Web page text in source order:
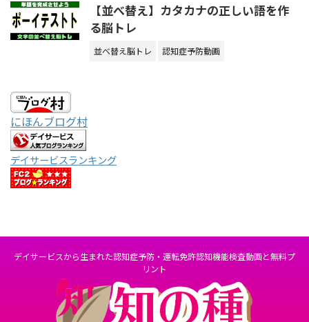
【並べ替え】カタカナの正しい語を作
る脳トレ
並べ替え脳トレ 認知症予防動画
にほんブログ村
デイサービスランキング
デイサービスから生まれた認知症予防・運転免許認知機能検査動画と無料プ
リント